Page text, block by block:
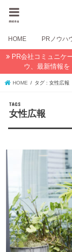
menu
HOME PRノウハ
PR会社コミュニケ
ウ、最新情報を
HOME タグ : 女性広報
女性広報